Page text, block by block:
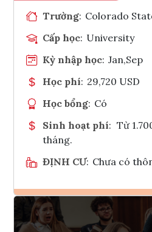
Trường: Colorado
Cấp học: University
Kỳ nhập học: Jan,Sep
Học phí: 29,720 USD
Học bổng: Có
Sinh hoạt phí: Từ
tháng.
ĐỊNH CƯ: Chưa có